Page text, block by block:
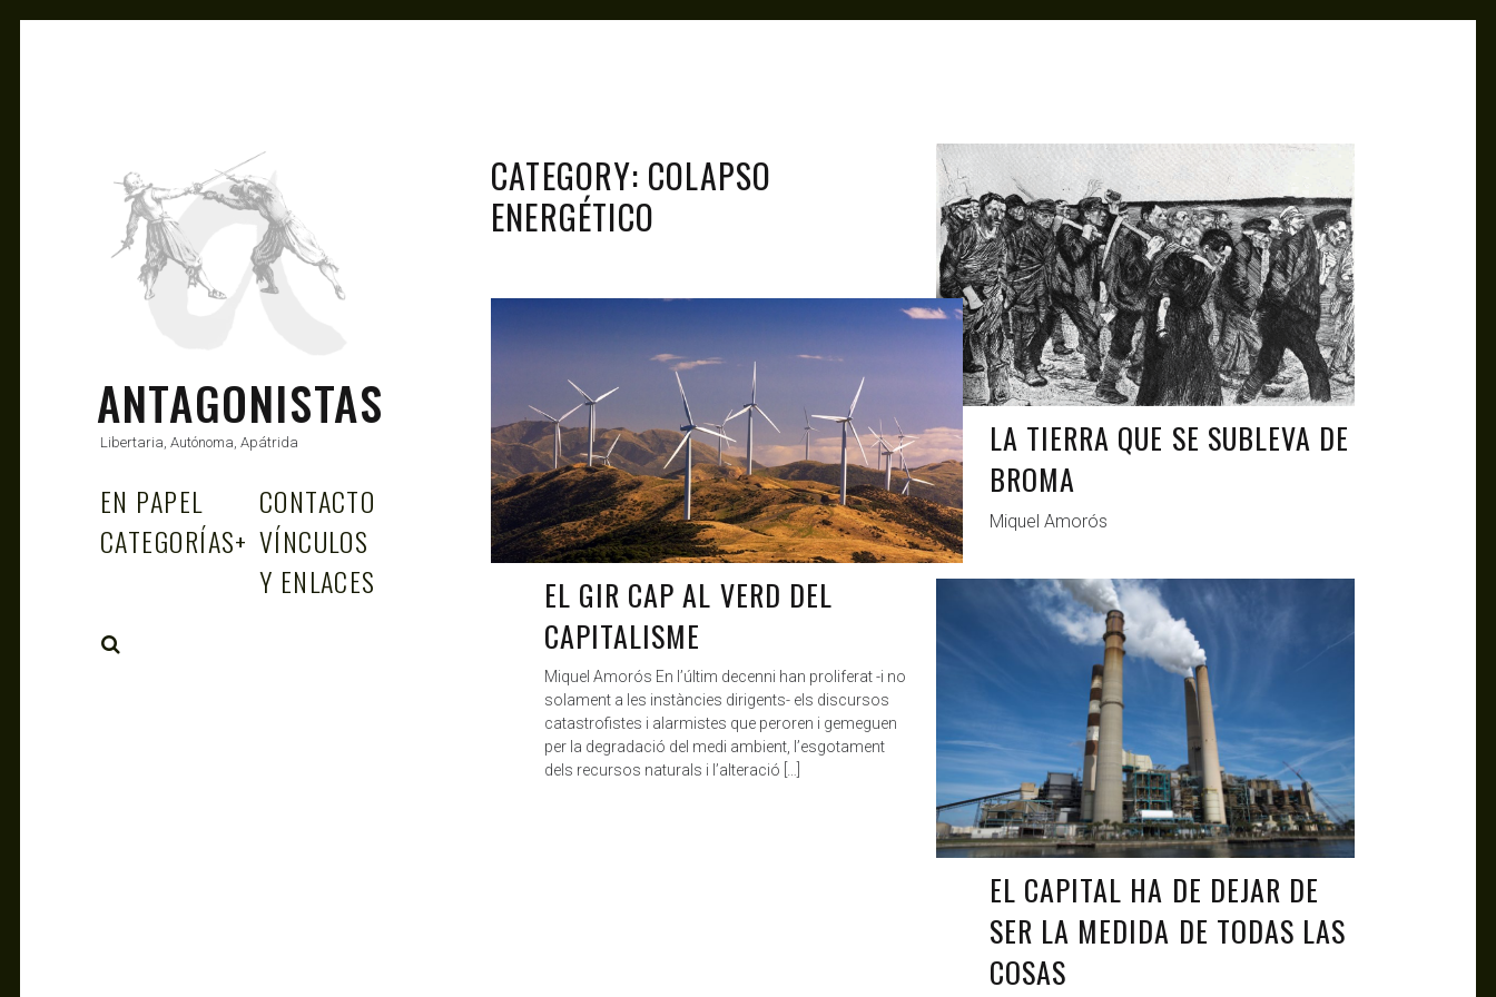
ANTAGONISTAS
Libertaria, Autónoma, Apátrida
EN PAPEL
CONTACTO
CATEGORÍAS+ VÍNCULOS
Y ENLACES
CATEGORY: COLAPSO
ENERGÉTICO
ANTAGONISTAS
LA TIERRA QUE SE SUBLEVA DE
BROMA
Miquel Amorós
EL GIR CAP AL VERD DEL
CAPITALISME
Miquel Amorós En l’últim decenni han proliferat -i no
solament a les instàncies dirigents- els discursos
catastrofistes i alarmistes que peroren i gemeguen
per la degradació del medi ambient, l’esgotament
dels recursos naturals i l’alteració […]
ANTAGONISTAS
EL CAPITAL HA DE DEJAR DE
SER LA MEDIDA DE TODAS LAS
COSAS